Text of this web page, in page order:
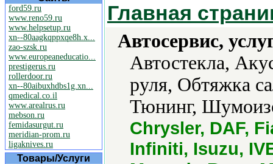
ford59.ru
www.reno59.ru
www.helpsetup.ru
xn--80aagkqppxqe8h.x...
zao-szsk.ru
www.europeaneducatio...
prestigerus.ru
rollerdoor.ru
xn--80aibuxhdbs1g.xn...
qmedical.co.il
www.arealrus.ru
mebson.ru
femidasurgut.ru
meridian-prom.ru
ligaknives.ru
Товары/Услуги
Главная
Автосервис,
Автостекла,
руля, Обтяжка
Тюнинг,
Chrysler, DAF,
Infiniti, Isuzu,